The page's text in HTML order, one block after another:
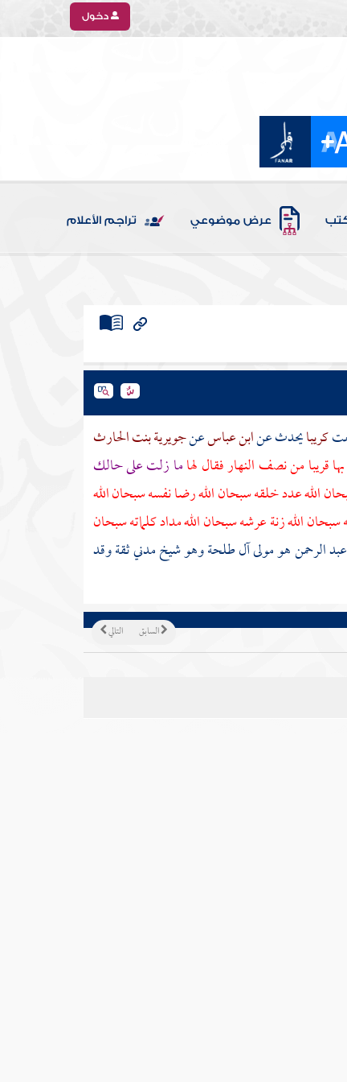
دخول
عرض موضوعي تراجم الأعلام
كريبايحدث عنابن عباسعنجويرية بنت الحارث
قريبا من نصف النهار فقال لهاما زلت على حالك
الله عدد خلقه سبحان الله رضا نفسه سبحان الله
الله زنة عرشه سبحان الله مداد كلماته سبحان
الرحمنهو مولى آلطلحةوهو شيخ مدني ثقة وقد
التالي السابق